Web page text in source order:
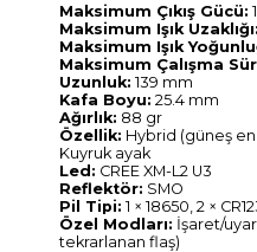
Maksimum Çıkış Gücü:
Maksimum Işık Uzaklığı:
Maksimum Işık
Maksimum Çalışma
Uzunluk: 139 mm
Kafa Boyu: 25.4 mm
Ağırlık: 88 gr
Özellik: Hybrid (güneş
Kuyruk ayak
Led: CREE XM-L2 U3
Reflektör: SMO
Pil Tipi: 1 × 18650, 2 ×
Özel Modları: İşaret/
tekrarlanan flaş)